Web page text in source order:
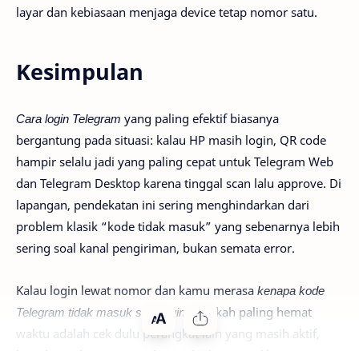
layar dan kebiasaan menjaga device tetap nomor satu.
Kesimpulan
Cara login Telegram yang paling efektif biasanya
bergantung pada situasi: kalau HP masih login, QR code
hampir selalu jadi yang paling cepat untuk Telegram Web
dan Telegram Desktop karena tinggal scan lalu approve. Di
lapangan, pendekatan ini sering menghindarkan dari
problem klasik “kode tidak masuk” yang sebenarnya lebih
sering soal kanal pengiriman, bukan semata error.
Kalau login lewat nomor dan kamu merasa kenapa kode
Telegram tidak masuk saat login , langkah paling hemat
waktu adalah cek dulu perangkat lain yang masih aktif,